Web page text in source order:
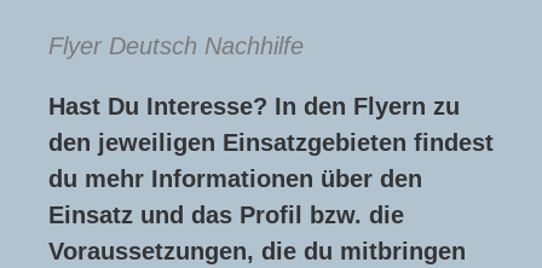
Flyer Deutsch Nachhilfe
Hast Du Interesse? In den Flyern zu
den jeweiligen Einsatzgebieten findest
du mehr Informationen über den
Einsatz und das Profil bzw. die
Voraussetzungen, die du mitbringen